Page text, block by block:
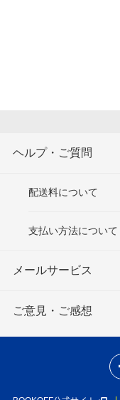
ヘルプ・ご質問
配送料について
支払い方法について
メールサービス
ご意見・ご感想